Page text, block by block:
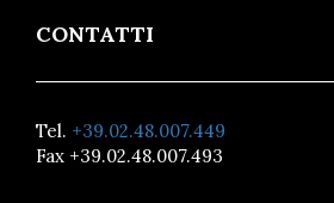
CONTATTI
Tel. +39.02.48.007.449
Fax +39.02.48.007.493